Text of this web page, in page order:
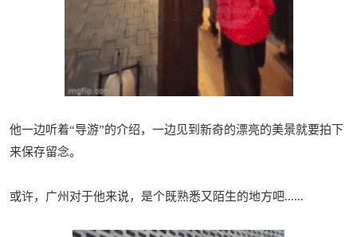
他一边听着“导游”的介绍，一边见到新奇的漂亮的美景就要拍下
来保存留念。
或许，广州对于他来说，是个既熟悉又陌生的地方吧......